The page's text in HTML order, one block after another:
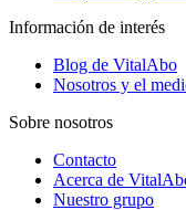
Información de interés
Blog de VitalAbo
Nosotros y el
Sobre nosotros
Contacto
Acerca de
Nuestro grupo